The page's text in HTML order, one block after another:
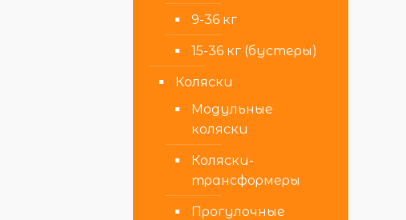
9-36 кг
15-36 кг (бустеры)
Коляски
Модульные
коляски
Коляски-
трансформеры
Прогулочные